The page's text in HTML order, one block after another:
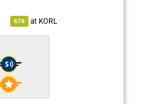
676 atKORL